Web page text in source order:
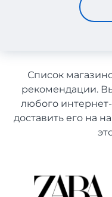
Греции
Список
рекомендации.
любого
доставить его на